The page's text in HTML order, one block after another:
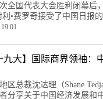
全国代表大会胜利闭幕后
利•费罗奇接受了中国日报
九大】国际商界领袖：
区总裁沈达理（Shane
分享关于中国经济发展和